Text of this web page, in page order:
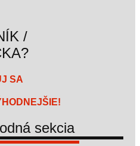
/
SA
sekcia